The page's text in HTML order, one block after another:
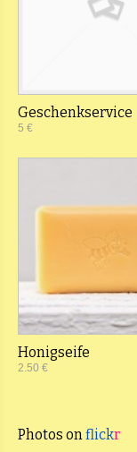
Geschenkservice
5 €
Honigseife
2.50 €
Photos on flickr